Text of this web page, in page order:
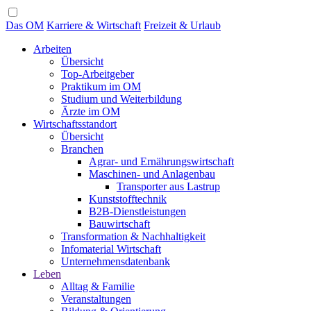
Das OM Karriere & Wirtschaft Freizeit & Urlaub
Arbeiten
Übersicht
Top-Arbeitgeber
Praktikum im OM
Studium und Weiterbildung
Ärzte im OM
Wirtschaftsstandort
Übersicht
Branchen
Agrar- und Ernährungswirtschaft
Maschinen- und Anlagenbau
Transporter aus Lastrup
Kunststofftechnik
B2B-Dienstleistungen
Bauwirtschaft
Transformation & Nachhaltigkeit
Infomaterial Wirtschaft
Unternehmensdatenbank
Leben
Alltag & Familie
Veranstaltungen